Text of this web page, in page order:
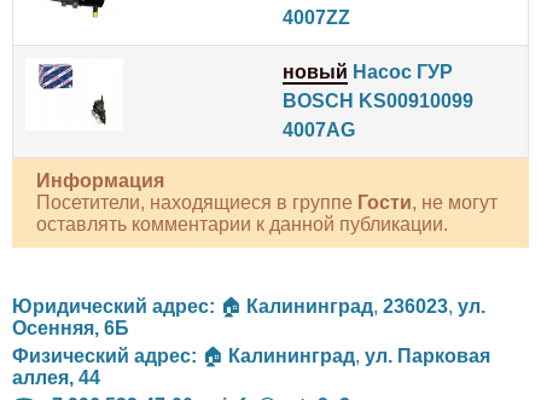
4007ZZ
новый Насос ГУР
BOSCH KS00910099
4007AG
Информация
Посетители, находящиеся в группе Гости, не могут
оставлять комментарии к данной публикации.
Юридический адрес: 🏠 Калининград, 236023, ул.
Осенняя, 6Б
Физический адрес: 🏠 Калининград, ул. Парковая
аллея, 44